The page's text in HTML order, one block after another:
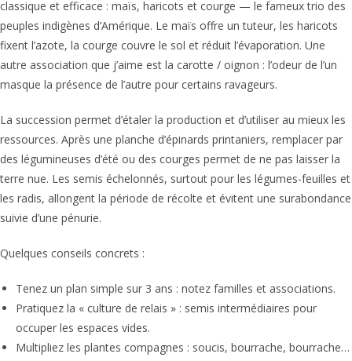
classique et efficace : maïs, haricots et courge — le fameux trio des
peuples indigènes d’Amérique. Le maïs offre un tuteur, les haricots
fixent l’azote, la courge couvre le sol et réduit l’évaporation. Une
autre association que j’aime est la carotte / oignon : l’odeur de l’un
masque la présence de l’autre pour certains ravageurs.
La succession permet d’étaler la production et d’utiliser au mieux les
ressources. Après une planche d’épinards printaniers, remplacer par
des légumineuses d’été ou des courges permet de ne pas laisser la
terre nue. Les semis échelonnés, surtout pour les légumes-feuilles et
les radis, allongent la période de récolte et évitent une surabondance
suivie d’une pénurie.
Quelques conseils concrets :
Tenez un plan simple sur 3 ans : notez familles et associations.
Pratiquez la « culture de relais » : semis intermédiaires pour
occuper les espaces vides.
Multipliez les plantes compagnes : soucis, bourrache, bourrache…